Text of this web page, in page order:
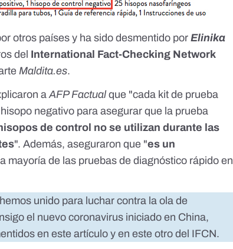
otros países y ha sido desmentido porElinika
del International Fact-Checking Network
Maldita.es.
aAFP Factualque "cada kit de prueba
negativo para asegurar que la prueba
de control no se utilizan durante las
". Además, aseguraron que "es un
mayoría de las pruebas de diagnóstico rápido en
unido para luchar contra la ola de
el nuevo coronavirus iniciado en China,
eneste artículo yen este otro del IFCN.